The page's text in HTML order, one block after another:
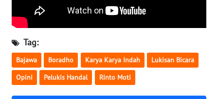
Tag:
Bajawa Boradho Karya Karya Indah Lukisan Bicara
Opini Pelukis Handal Rinto Moti
WN
SULTENG
WN
SULBAR